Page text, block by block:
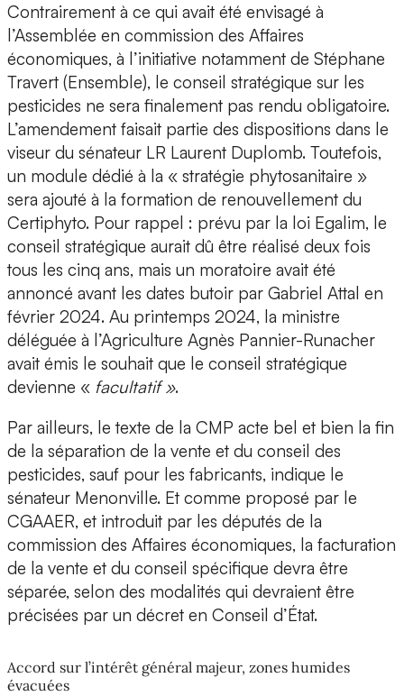
Contrairement à ce qui avait été envisagé à
l’Assemblée en commission des Affaires
économiques, à l’initiative notamment de Stéphane
Travert (Ensemble), le conseil stratégique sur les
pesticides ne sera finalement pas rendu obligatoire.
L’amendement faisait partie des dispositions dans le
viseur du sénateur LR Laurent Duplomb. Toutefois,
un module dédié à la « stratégie phytosanitaire »
sera ajouté à la formation de renouvellement du
Certiphyto. Pour rappel : prévu par la loi Egalim, le
conseil stratégique aurait dû être réalisé deux fois
tous les cinq ans, mais un moratoire avait été
annoncé avant les dates butoir par Gabriel Attal en
février 2024. Au printemps 2024, la ministre
déléguée à l’Agriculture Agnès Pannier-Runacher
avait émis le souhait que le conseil stratégique
devienne « facultatif ».
Par ailleurs, le texte de la CMP acte bel et bien la fin
de la séparation de la vente et du conseil des
pesticides, sauf pour les fabricants, indique le
sénateur Menonville. Et comme proposé par le
CGAAER, et introduit par les députés de la
commission des Affaires économiques, la facturation
de la vente et du conseil spécifique devra être
séparée, selon des modalités qui devraient être
précisées par un décret en Conseil d’État.
Accord sur l’intérêt général majeur, zones humides
évacuées